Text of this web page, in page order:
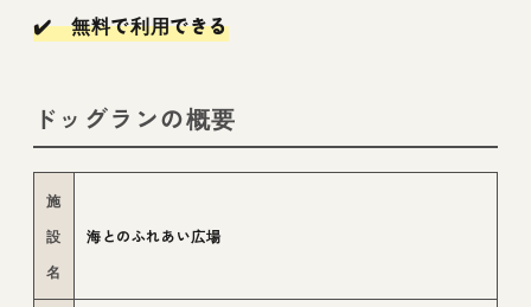
✔️ 無料で利用できる
ドッグランの概要
施
設
名
海とのふれあい広場